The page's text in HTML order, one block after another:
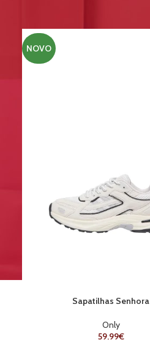
NOVO
Sapatilhas Senhora
Only
59.99€